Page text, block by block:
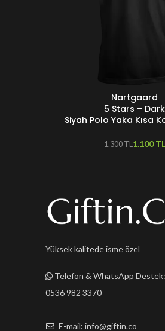
Nartgaard
5 Stars – Dark
Siyah Polo Yaka Kısa
1.300TL1.100TL
Yüksek kalitede isme özel
Telefon & WhatsApp Destek:
0536 982 3370
E-mail: info@giftin.co